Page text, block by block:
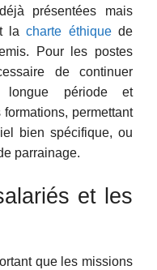
présentées mais
lacharte éthiquede
Pour les postes
de continuer
longue période et
permettant
bien spécifique, ou
parrainage.
et les
que les missions